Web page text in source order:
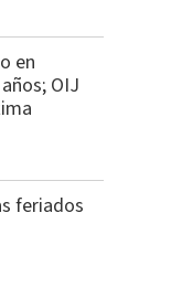
en
OIJ
feriados